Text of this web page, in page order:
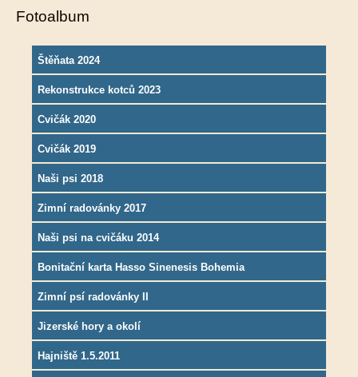
Fotoalbum
Štěňata 2024
Rekonstrukce kotců 2023
Cvičák 2020
Cvičák 2019
Naši psi 2018
Zimní radovánky 2017
Naši psi na cvičáku 2014
Bonitační karta Hasso Sinenesis Bohemia
Zimní psí radovánky II
Jizerské hory a okolí
Hajniště 1.5.2011